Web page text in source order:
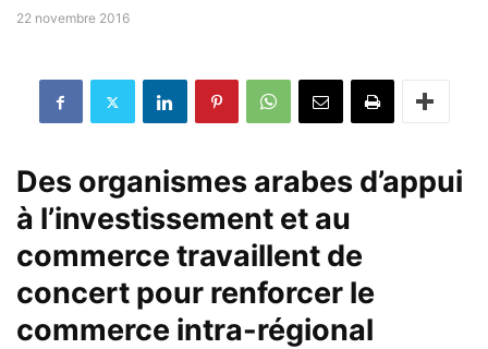
22 novembre 2016
Des organismes arabes d’appui
à l’investissement et au
commerce travaillent de
concert pour renforcer le
commerce intra-régional